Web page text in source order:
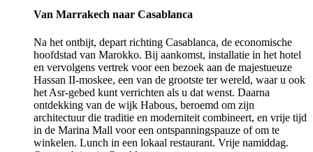
Van Marrakech naar Casablanca
Na het ontbijt, depart richting Casablanca, de economische
hoofdstad van Marokko. Bij aankomst, installatie in het hotel
en vervolgens vertrek voor een bezoek aan de majestueuze
Hassan II-moskee, een van de grootste ter wereld, waar u ook
het Asr-gebed kunt verrichten als u dat wenst. Daarna
ontdekking van de wijk Habous, beroemd om zijn
architectuur die traditie en moderniteit combineert, en vrije tijd
in de Marina Mall voor een ontspanningspauze of om te
winkelen. Lunch in een lokaal restaurant. Vrije namiddag.